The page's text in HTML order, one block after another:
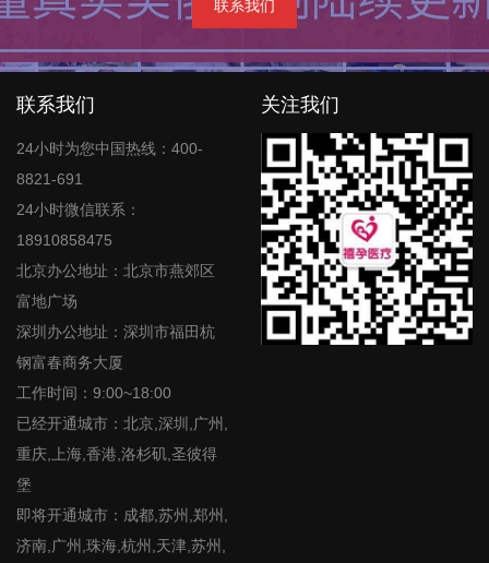
联系我们
联系我们
24小时为您中国热线：400-
8821-691
24小时微信联系：
18910858475
北京办公地址：北京市燕郊区
富地广场
深圳办公地址：深圳市福田杭
钢富春商务大厦
工作时间：9:00~18:00
已经开通城市：北京,深圳,广州,
重庆,上海,香港,洛杉矶,圣彼得
堡
即将开通城市：成都,苏州,郑州,
济南,广州,珠海,杭州,天津,苏州,
关注我们